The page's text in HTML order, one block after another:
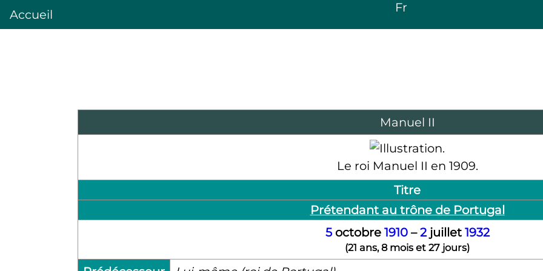
Accueil Fr
Manuel II
Le roi Manuel II en 1909.
Titre
Prétendant au trône de Portugal
5octobre 1910–2juillet 1932
(21 ans, 8 mois et 27 jours)